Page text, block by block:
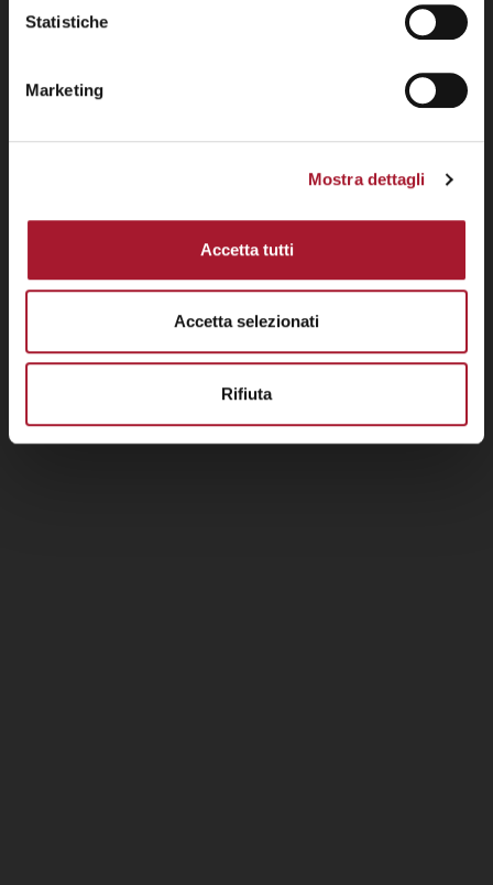
Statistiche
Marketing
Mostra dettagli
Accetta tutti
Accetta selezionati
Rifiuta